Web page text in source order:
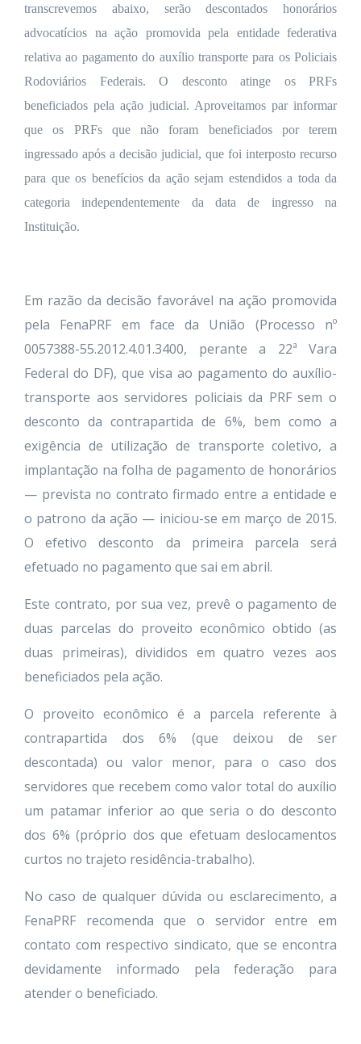
transcrevemos abaixo, serão descontados honorários
advocatícios na ação promovida pela entidade federativa
relativa ao pagamento do auxílio transporte para os Policiais
Rodoviários Federais. O desconto atinge os PRFs
beneficiados pela ação judicial. Aproveitamos par informar
que os PRFs que não foram beneficiados por terem
ingressado após a decisão judicial, que foi interposto recurso
para que os benefícios da ação sejam estendidos a toda da
categoria independentemente da data de ingresso na
Instituição.
Em razão da decisão favorável na ação promovida
pela FenaPRF em face da União (Processo nº
0057388-55.2012.4.01.3400, perante a 22ª Vara
Federal do DF), que visa ao pagamento do auxílio-
transporte aos servidores policiais da PRF sem o
desconto da contrapartida de 6%, bem como a
exigência de utilização de transporte coletivo, a
implantação na folha de pagamento de honorários
— prevista no contrato firmado entre a entidade e
o patrono da ação — iniciou-se em março de 2015.
O efetivo desconto da primeira parcela será
efetuado no pagamento que sai em abril.
Este contrato, por sua vez, prevê o pagamento de
duas parcelas do proveito econômico obtido (as
duas primeiras), divididos em quatro vezes aos
beneficiados pela ação.
O proveito econômico é a parcela referente à
contrapartida dos 6% (que deixou de ser
descontada) ou valor menor, para o caso dos
servidores que recebem como valor total do auxílio
um patamar inferior ao que seria o do desconto
dos 6% (próprio dos que efetuam deslocamentos
curtos no trajeto residência-trabalho).
No caso de qualquer dúvida ou esclarecimento, a
FenaPRF recomenda que o servidor entre em
contato com respectivo sindicato, que se encontra
devidamente informado pela federação para
atender o beneficiado.